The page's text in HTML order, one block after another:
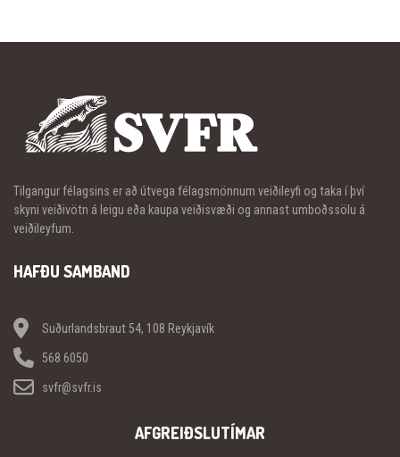
Tilgangur félagsins er að útvega félagsmönnum veiðileyfi og taka í því
skyni veiðivötn á leigu eða kaupa veiðisvæði og annast umboðssölu á
veiðileyfum.
HAFÐU SAMBAND
Suðurlandsbraut 54, 108 Reykjavík
568 6050
svfr@svfr.is
AFGREIÐSLUTÍMAR